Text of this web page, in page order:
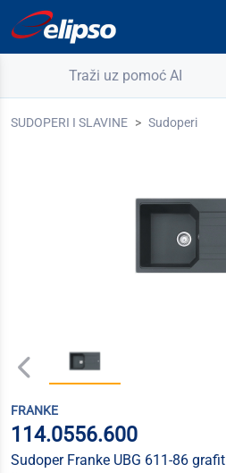
Traži uz pomoć AI
SUDOPERI I SLAVINE Sudoperi
FRANKE
114.0556.600
Sudoper Franke UBG 611-86 grafit